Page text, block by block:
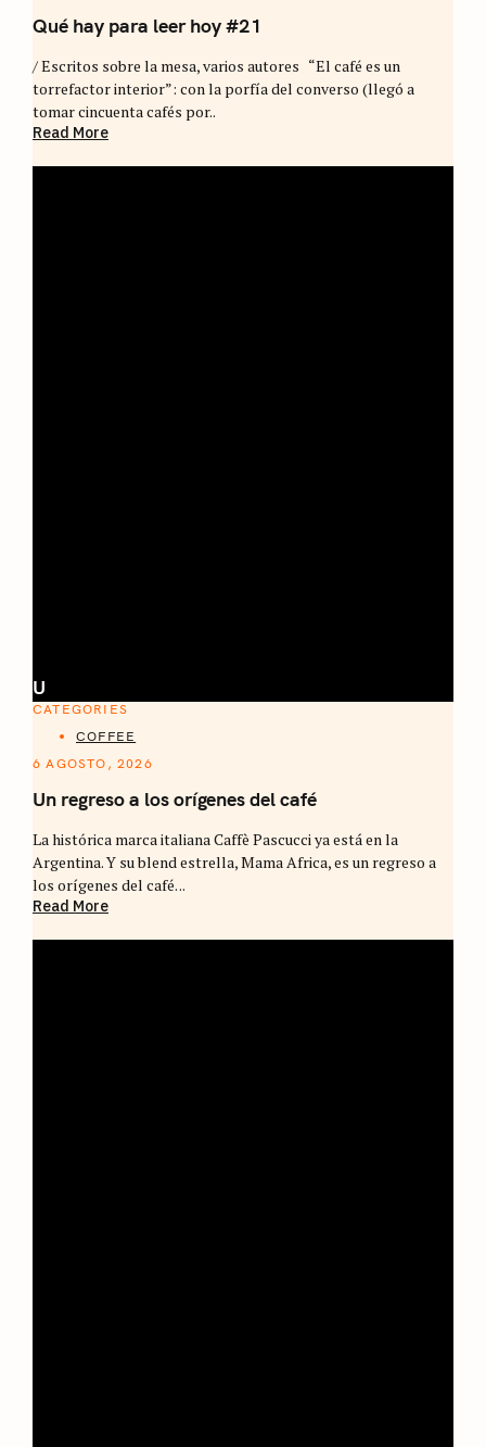
Qué hay para leer hoy #21
/ Escritos sobre la mesa, varios autores “El café es un
torrefactor interior”: con la porfía del converso (llegó a
tomar cincuenta cafés por..
Read More
U
CATEGORIES
COFFEE
6 AGOSTO, 2026
Un regreso a los orígenes del café
La histórica marca italiana Caffè Pascucci ya está en la
Argentina. Y su blend estrella, Mama Africa, es un regreso a
los orígenes del café. ..
Read More